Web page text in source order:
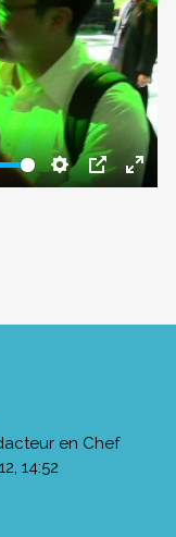
en Chef
14:52